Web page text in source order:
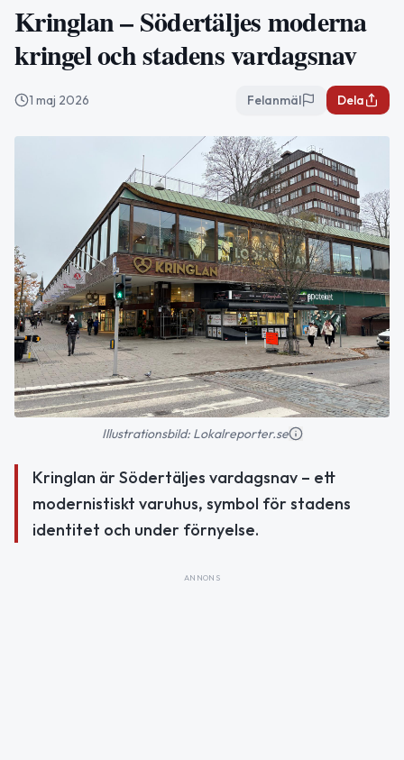
Kringlan – Södertäljes moderna
kringel och stadens vardagsnav
1 maj 2026 Felanmäl Dela
Illustrationsbild: Lokalreporter.se
Kringlan är Södertäljes vardagsnav – ett
modernistiskt varuhus, symbol för stadens
identitet och under förnyelse.
ANNONS